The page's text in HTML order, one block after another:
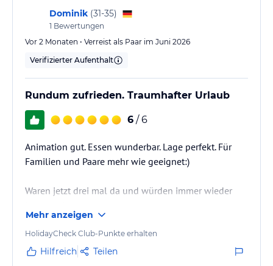
BEDIENUNG ZEIT : 10:00-24:00
SNACK BAR UND RESTAURANT
THEMA : INTERNATIONAL
LAGE : AMPHITHEATER BEREICH
BEDIENUNG ZEIT : 11:00-16:00
LAGE : POOL BEREICH
BEDIENUNG ZEIT : 10:00-24:00
THEMA : INTERNATIONAL
LAGE : AM STRAND
KONDITOREI
THEMA : INTERNATIONAL
LAGE : LOBBY BEREICH
Sport und Unterhaltung
Dominik (31-35)
1 Bewertungen
Vor 2 Monaten • Verreist als Paar im Juni 2026
Verifizierter Aufenthalt
Rundum zufrieden. Traumhafter Urlaub
6 / 6
Animation gut. Essen wunderbar. Lage perfekt. Für
Familien und Paare mehr wie geeignet:)
Waren jetzt drei mal da und würden immer wieder
Mehr anzeigen
HolidayCheck Club-Punkte erhalten
Hilfreich Teilen